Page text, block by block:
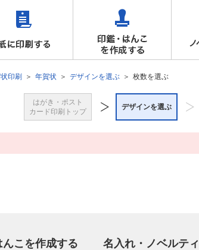
印刷 年賀状 デザインを選ぶ 枚数を選ぶ
はがき・ポスト
カード印刷トップ
デザインを選ぶ
んこを作成する
名入れ・ノベルティ